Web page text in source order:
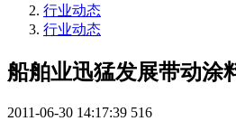
行业动态
行业动态
船舶业迅猛发展带动涂
2011-06-30 14:17:39 516